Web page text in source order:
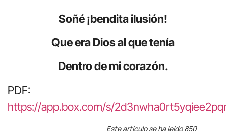
Soñé ¡bendita ilusión!
Que era Dios al que tenía
Dentro de mi corazón.
PDF:
https://app.box.com/s/
Este artículo se ha leído 850